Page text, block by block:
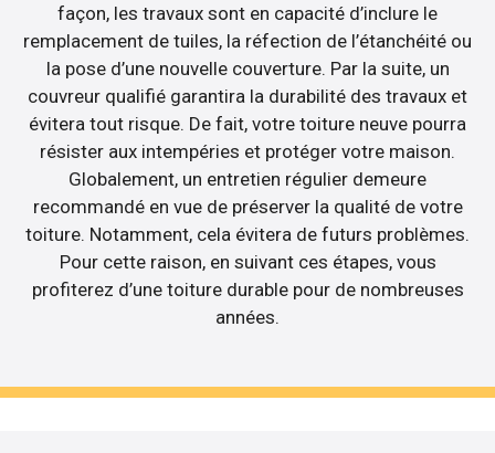
façon, les travaux sont en capacité d’inclure le
remplacement de tuiles, la réfection de l’étanchéité ou
la pose d’une nouvelle couverture. Par la suite, un
couvreur qualifié garantira la durabilité des travaux et
évitera tout risque. De fait, votre toiture neuve pourra
résister aux intempéries et protéger votre maison.
Globalement, un entretien régulier demeure
recommandé en vue de préserver la qualité de votre
toiture. Notamment, cela évitera de futurs problèmes.
Pour cette raison, en suivant ces étapes, vous
profiterez d’une toiture durable pour de nombreuses
années.